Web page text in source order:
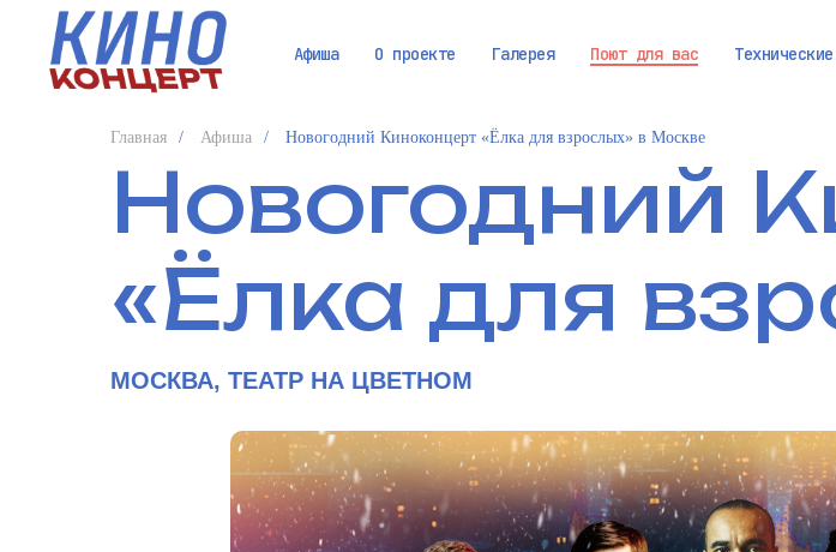
Афиша О проекте Галерея Поют для вас
Главная / Афиша / Новогодний Киноконцерт «Ёлка для взрослых» в Москве
Новогодний
«Ёлка для
МОСКВА, ТЕАТР НА ЦВЕТНОМ